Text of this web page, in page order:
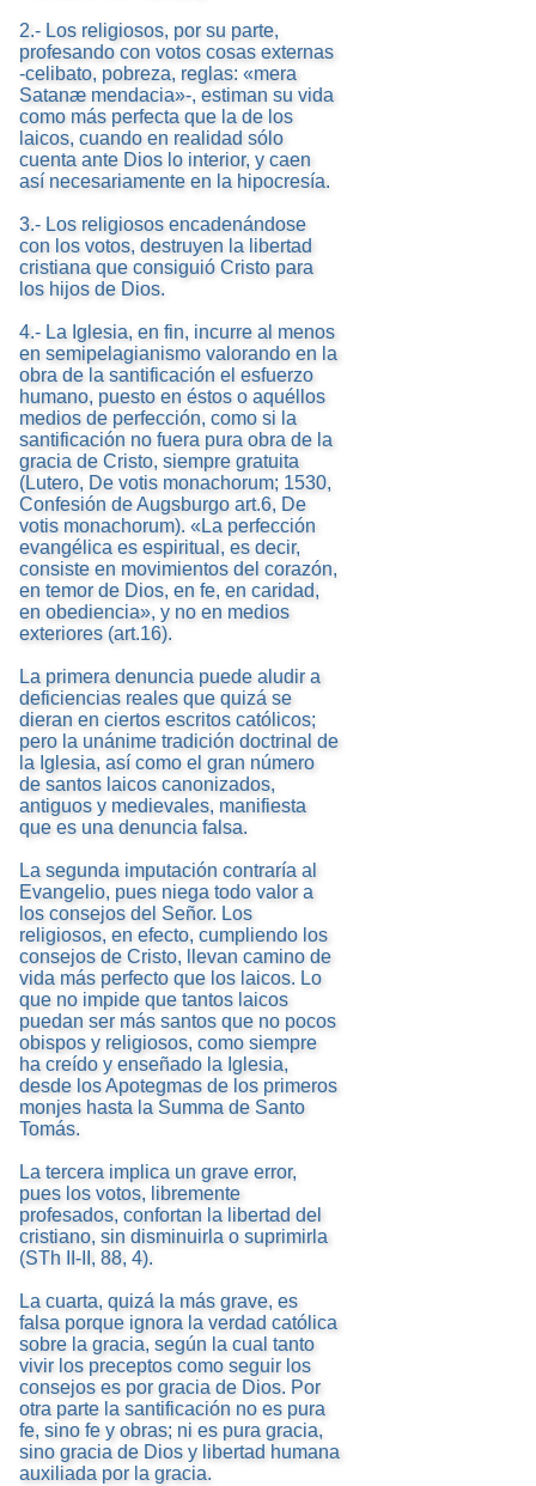
2.- Los religiosos, por su parte,
profesando con votos cosas externas
-celibato, pobreza, reglas: «mera
Satanæ mendacia»-, estiman su vida
como más perfecta que la de los
laicos, cuando en realidad sólo
cuenta ante Dios lo interior, y caen
así necesariamente en la hipocresía.
3.- Los religiosos encadenándose
con los votos, destruyen la libertad
cristiana que consiguió Cristo para
los hijos de Dios.
4.- La Iglesia, en fin, incurre al menos
en semipelagianismo valorando en la
obra de la santificación el esfuerzo
humano, puesto en éstos o aquéllos
medios de perfección, como si la
santificación no fuera pura obra de la
gracia de Cristo, siempre gratuita
(Lutero, De votis monachorum; 1530,
Confesión de Augsburgo art.6, De
votis monachorum). «La perfección
evangélica es espiritual, es decir,
consiste en movimientos del corazón,
en temor de Dios, en fe, en caridad,
en obediencia», y no en medios
exteriores (art.16).
La primera denuncia puede aludir a
deficiencias reales que quizá se
dieran en ciertos escritos católicos;
pero la unánime tradición doctrinal de
la Iglesia, así como el gran número
de santos laicos canonizados,
antiguos y medievales, manifiesta
que es una denuncia falsa.
La segunda imputación contraría al
Evangelio, pues niega todo valor a
los consejos del Señor. Los
religiosos, en efecto, cumpliendo los
consejos de Cristo, llevan camino de
vida más perfecto que los laicos. Lo
que no impide que tantos laicos
puedan ser más santos que no pocos
obispos y religiosos, como siempre
ha creído y enseñado la Iglesia,
desde los Apotegmas de los primeros
monjes hasta la Summa de Santo
Tomás.
La tercera implica un grave error,
pues los votos, libremente
profesados, confortan la libertad del
cristiano, sin disminuirla o suprimirla
(STh II-II, 88, 4).
La cuarta, quizá la más grave, es
falsa porque ignora la verdad católica
sobre la gracia, según la cual tanto
vivir los preceptos como seguir los
consejos es por gracia de Dios. Por
otra parte la santificación no es pura
fe, sino fe y obras; ni es pura gracia,
sino gracia de Dios y libertad humana
auxiliada por la gracia.